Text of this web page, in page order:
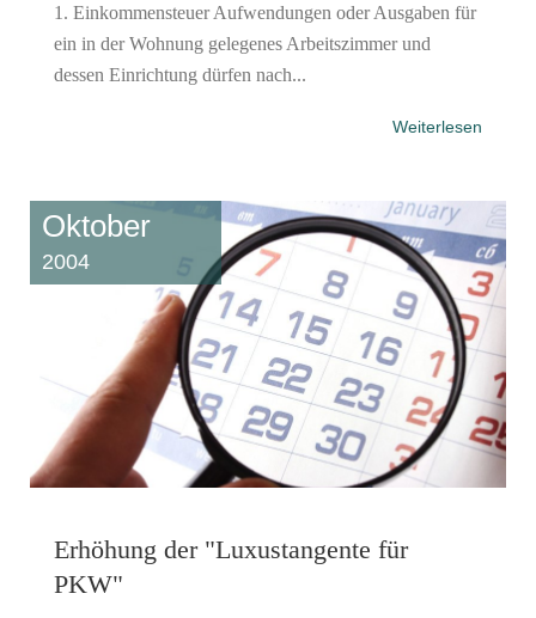
1. Einkommensteuer Aufwendungen oder Ausgaben für
ein in der Wohnung gelegenes Arbeitszimmer und
dessen Einrichtung dürfen nach...
Weiterlesen
Oktober
2004
Erhöhung der "Luxustangente für
PKW"